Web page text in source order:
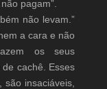
pagam”.
não levam.”
a cara e não
os seus
cachê. Esses
insaciáveis,